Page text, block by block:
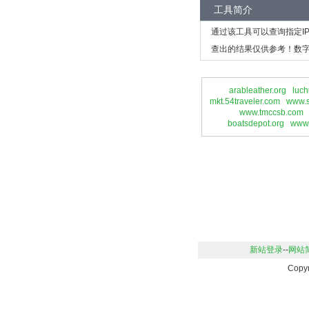
工具简介
通过该工具可以查询指定
查出的结果仅供参考！数
arableather.org
mkt.54traveler.com
www.tmccsb.com
boatsdepot.org
新站登录--网站